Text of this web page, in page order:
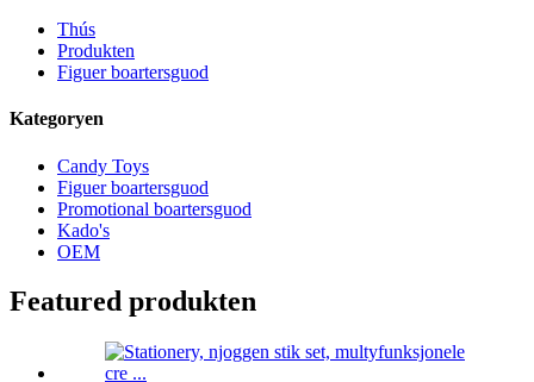
Thús
Produkten
Figuer boartersguod
Kategoryen
Candy Toys
Figuer boartersguod
Promotional boartersguod
Kado's
OEM
Featured produkten